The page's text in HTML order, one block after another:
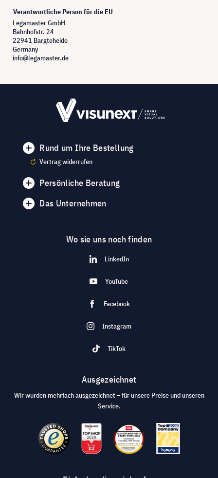
Verantwortliche Person für die EU
Legamaster GmbH
Bahnhofstr. 24
22941 Bargteheide
Germany
info@legamaster.de
Rund um Ihre Bestellung
Vertrag widerrufen
Persönliche Beratung
Das Unternehmen
Wo sie uns noch finden
LinkedIn
YouTube
Facebook
Instagram
TikTok
Ausgezeichnet
Wir wurden mehrfach ausgezeichnet – für unsere Preise und unseren
Service.